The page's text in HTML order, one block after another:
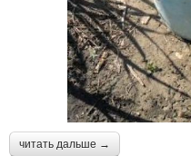
читать дальше →